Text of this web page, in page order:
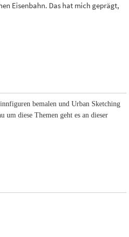
Eisenbahn. Das hat mich geprägt,
bemalen und Urban Sketching
um diese Themen geht es an dieser